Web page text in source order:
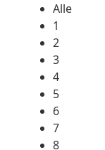
Alle
1
2
3
4
5
6
7
8